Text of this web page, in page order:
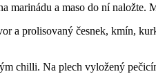
marinádu a maso do ní naložte.
a prolisovaný česnek, kmín,
chilli. Na plech vyložený